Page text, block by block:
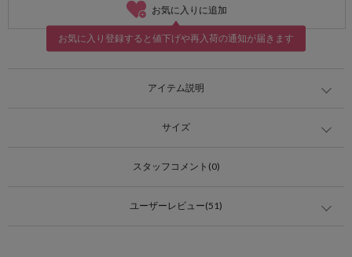
お気に入りに追加
お気に入り登録すると値下げや再入荷の通知が届きます
アイテム説明
サイズ
スタッフコメント(0)
ユーザーレビュー(51)